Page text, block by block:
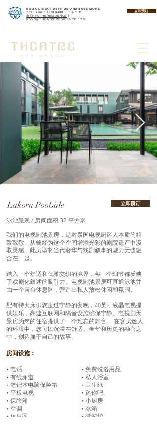
BOOK DIRECT WITH US AND SAVE MORE
TEL:+66 0 2848 9488
| LINE ID:
@THEATRERESIDENCE
|
RSVN@THEATRERESIDENCE.COM
立即预订
Lakorn Poolside 立即预订
泳池景观 / 房间面积 32 平方米
我们的电视剧池景房，是对泰国电视剧迷人本质的精
致致敬。从曾经为这个空间增添光彩的剧院遗产中汲
取灵感，此房型将当代奢华与戏剧叙事的魅力无缝融
合在一起。
踏入一个舒适和优雅交织的境界，每一个细节都反映
了戏剧化叙述的吸引力。电视剧池景房可直通泳池并
由一个露台休息区，营造出私人放松休闲和氛围。
配有特大床供您度过宁静的夜晚，40英寸液晶电视提
供娱乐，高速互联网和隔音设施确保宁静。电视剧天
景房为您的住宿提供了一个难忘的舞台。 在客房迷人
的环境中，您可以沉浸在舒适、奢华和历史的融合之
中，创造属于自己的故事。
房间设施：
• 电话
• 有线频道
• 笔记本电脑保险箱
• 平板电视
• 保险箱
• 空调
• 休息区
• 免费洗浴用品
• 私人浴室
• 卫生纸
• 迷你吧
• 小厨房
• 冰箱
• 微波炉